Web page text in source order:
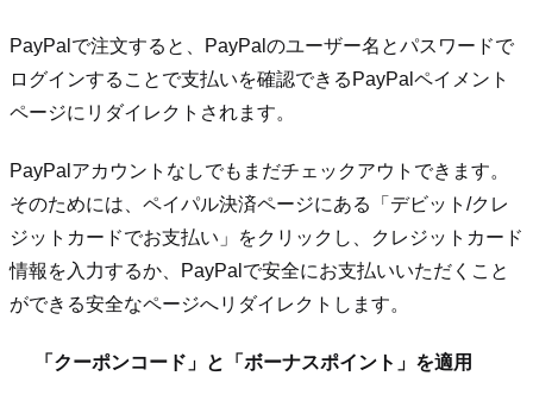
PayPalで注文すると、PayPalのユーザー名とパスワードで
ログインすることで支払いを確認できるPayPalペイメント
ページにリダイレクトされます。
PayPalアカウントなしでもまだチェックアウトできます。
そのためには、ペイパル決済ページにある「デビット/クレ
ジットカードでお支払い」をクリックし、クレジットカード
情報を入力するか、PayPalで安全にお支払いいただくこと
ができる安全なページへリダイレクトします。
「クーポンコード」と「ボーナスポイント」を適用